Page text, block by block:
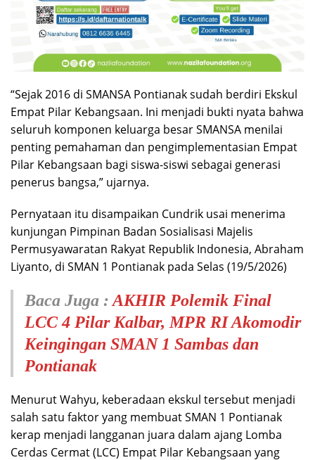
“Sejak 2016 di SMANSA Pontianak sudah berdiri Ekskul
Empat Pilar Kebangsaan. Ini menjadi bukti nyata bahwa
seluruh komponen keluarga besar SMANSA menilai
penting pemahaman dan pengimplementasian Empat
Pilar Kebangsaan bagi siswa-siswi sebagai generasi
penerus bangsa,” ujarnya.
Pernyataan itu disampaikan Cundrik usai menerima
kunjungan Pimpinan Badan Sosialisasi Majelis
Permusyawaratan Rakyat Republik Indonesia, Abraham
Liyanto, di SMAN 1 Pontianak pada Selas (19/5/2026)
Baca Juga : AKHIR Polemik Final
LCC 4 Pilar Kalbar, MPR RI Akomodir
Keingingan SMAN 1 Sambas dan
Pontianak
Menurut Wahyu, keberadaan ekskul tersebut menjadi
salah satu faktor yang membuat SMAN 1 Pontianak
kerap menjadi langganan juara dalam ajang Lomba
Cerdas Cermat (LCC) Empat Pilar Kebangsaan yang